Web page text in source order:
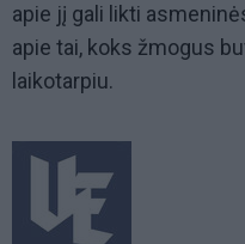
apie jį gali likti
apie tai, koks žmogus
laikotarpiu.